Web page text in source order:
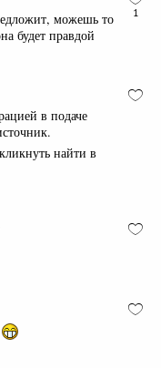
1
можешь то
будет правдой
в подаче
найти в